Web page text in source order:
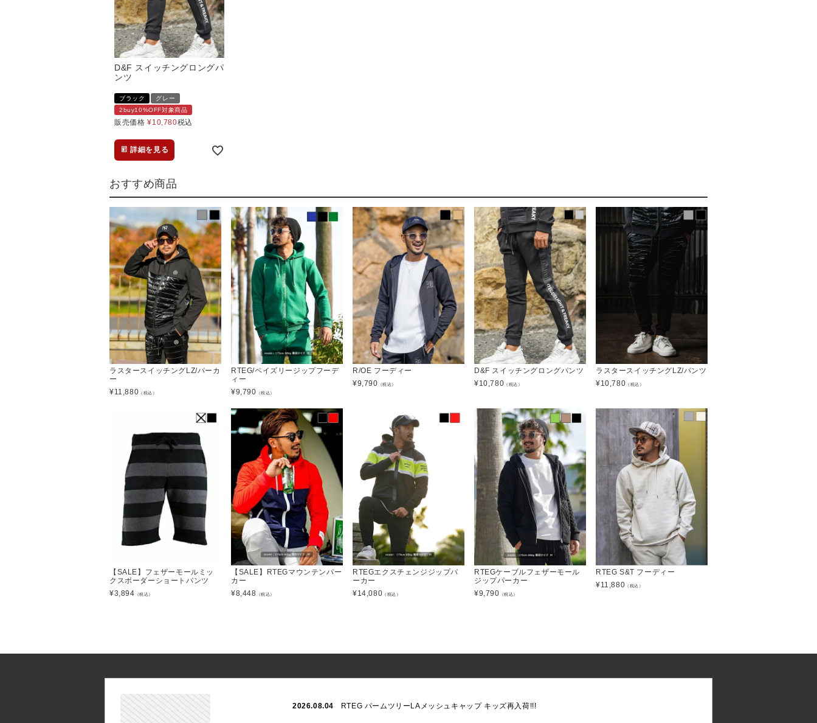
D&F スイッチングロングパ
ンツ
ブラック
グレー
2buy10%OFF対象商品
販売価格 ¥10,780税込
詳細を見る
おすすめ商品
ラスタースイッチングLZ/パーカ
ー
¥11,880 （税込）
RTEG/ペイズリージップフーデ
ィー
¥9,790 （税込）
R/OE フーディー
¥9,790 （税込）
D&F スイッチングロングパンツ
¥10,780 （税込）
ラスタースイッチングLZ/パンツ
¥10,780 （税込）
【SALE】フェザーモールミッ
クスボーダーショートパンツ
¥3,894 （税込）
【SALE】RTEGマウンテンパー
カー
¥8,448 （税込）
RTEGエクスチェンジジップパ
ーカー
¥14,080 （税込）
RTEGケーブルフェザーモール
ジップパーカー
¥9,790 （税込）
RTEG S&T フーディー
¥11,880 （税込）
2026.08.04 RTEG パームツリーLAメッシュキャップ キッズ再入荷!!!